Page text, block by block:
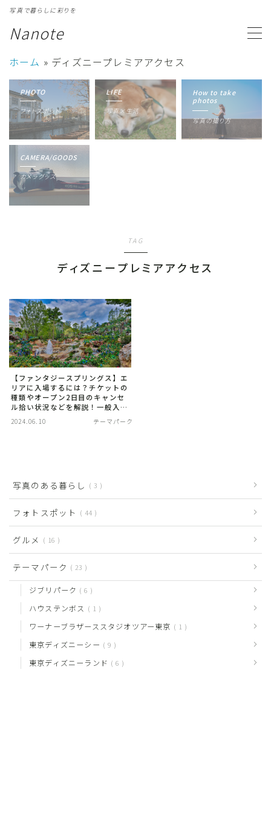
Nanote
写真で暮らしに彩りを
MENU
カテゴリ一覧 Category
写真ギャラリー Gallery
プロフィール
ホーム » ディズニープレミアアクセス
フォトスポット
PHOTO
写真×生活
LIFE
写真の撮り方
How to take
photos
カメラグッズ
CAMERA/GOODS
TAG
ディズニープレミアアクセス
【ファンタジースプリングス】エ
リアに入場するには？チケットの
種類やオープン2日目のキャンセ
ル拾い状況などを解説！一般入場
でもチャンスはたくさんある！
2024.06.10 テーマパーク
写真のある暮らし 3
フォトスポット 44
グルメ 16
テーマパーク 23
ジブリパーク 6
ハウステンボス 1
ワーナーブラザーススタジオツアー東京 1
東京ディズニーシー 9
東京ディズニーランド 6